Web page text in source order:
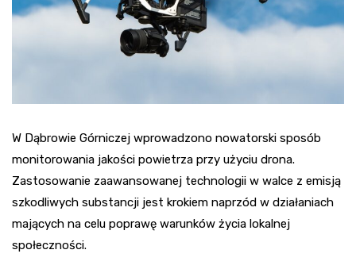
W Dąbrowie Górniczej wprowadzono nowatorski sposób
monitorowania jakości powietrza przy użyciu drona.
Zastosowanie zaawansowanej technologii w walce z emisją
szkodliwych substancji jest krokiem naprzód w działaniach
mających na celu poprawę warunków życia lokalnej
społeczności.